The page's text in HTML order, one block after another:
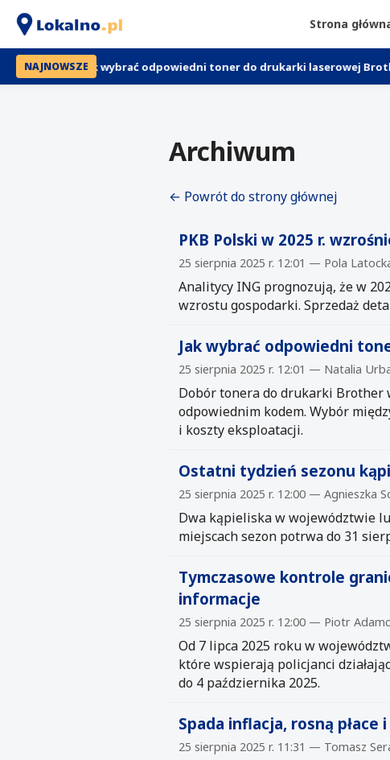
Strona
NAJNOWSZE
Jak wybrać odpowiedni toner do drukarki laserowej Brother?
Archiwum
← Powrót do strony głównej
PKB Polski w 2025 r.
25 sierpnia 2025 r. 12:01 — Pola
Analitycy ING prognozują, że w
wzrostu gospodarki. Sprzedaż
Jak wybrać odpowiedni
25 sierpnia 2025 r. 12:01 — Natalia
Dobór tonera do drukarki Brother
odpowiednim kodem. Wybór
i koszty eksploatacji.
Ostatni tydzień sezonu
25 sierpnia 2025 r. 12:00 — Agnieszka
Dwa kąpieliska w województwie
miejscach sezon potrwa do 31
Tymczasowe kontrole
informacje
25 sierpnia 2025 r. 12:00 — Piotr
Od 7 lipca 2025 roku w
które wspierają policjanci
do 4 października 2025.
Spada inflacja, rosną płace
25 sierpnia 2025 r. 11:31 — Tomasz